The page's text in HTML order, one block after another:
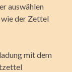
auswählen
wie der Zettel
mit dem